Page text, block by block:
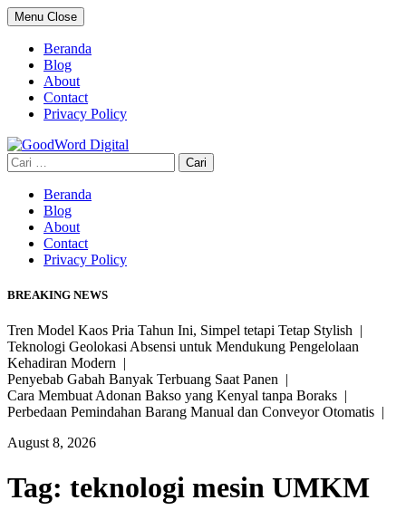
Skip
to
content
Menu Close
Beranda
Blog
About
Contact
Privacy Policy
Cari
untuk:
Beranda
Blog
About
Contact
Privacy Policy
BREAKING NEWS
Tren Model Kaos Pria Tahun Ini, Simpel tetapi Tetap Stylish |
Teknologi Geolokasi Absensi untuk Mendukung Pengelolaan
Kehadiran Modern |
Penyebab Gabah Banyak Terbuang Saat Panen |
Cara Membuat Adonan Bakso yang Kenyal tanpa Boraks |
Perbedaan Pemindahan Barang Manual dan Conveyor Otomatis |
August 8, 2026
Tag: teknologi mesin UMKM